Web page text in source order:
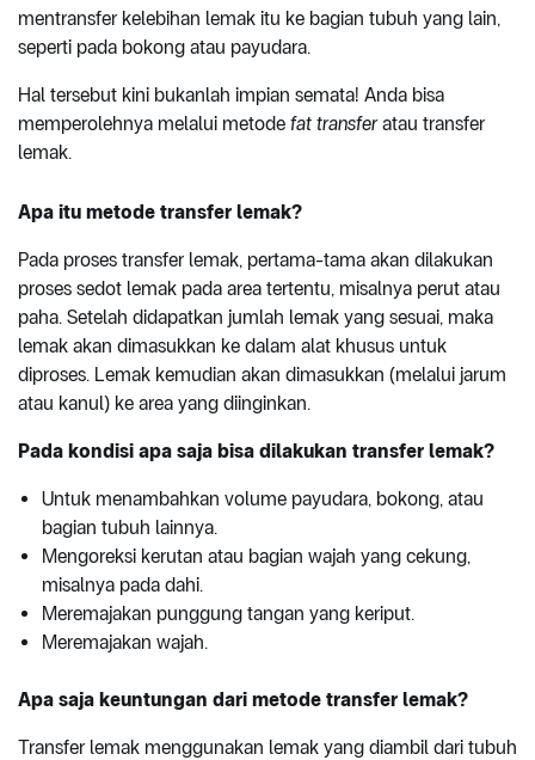
mentransfer kelebihan lemak itu ke bagian tubuh yang lain,
seperti pada bokong atau payudara.
Hal tersebut kini bukanlah impian semata! Anda bisa
memperolehnya melalui metode fat transferatau transfer
lemak.
Apa itu metode transfer lemak?
Pada proses transfer lemak, pertama-tama akan dilakukan
proses sedot lemak pada area tertentu, misalnya perut atau
paha. Setelah didapatkan jumlah lemak yang sesuai, maka
lemak akan dimasukkan ke dalam alat khusus untuk
diproses. Lemak kemudian akan dimasukkan (melalui jarum
atau kanul) ke area yang diinginkan.
Pada kondisi apa saja bisa dilakukan transfer lemak?
Untuk menambahkan volume payudara, bokong, atau
bagian tubuh lainnya.
Mengoreksi kerutan atau bagian wajah yang cekung,
misalnya pada dahi.
Meremajakan punggung tangan yang keriput.
Meremajakan wajah.
Apa saja keuntungan dari metode transfer lemak?
Transfer lemak menggunakan lemak yang diambil dari tubuh